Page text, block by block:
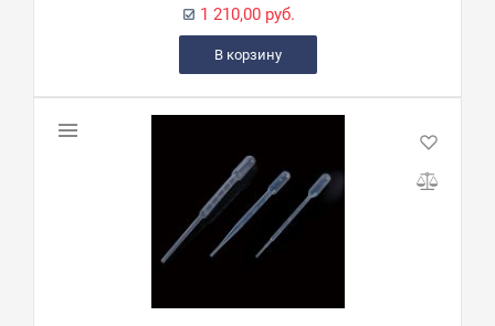
1 210,00 руб.
В корзину